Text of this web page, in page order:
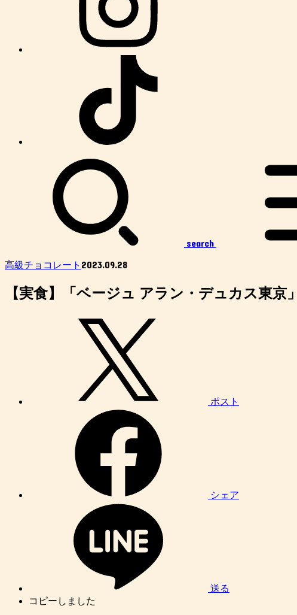
search
高級チョコレート 2023.09.28
【実食】「ベージュ アラン・デュカス東京
ポスト
シェア
送る
コピーしました